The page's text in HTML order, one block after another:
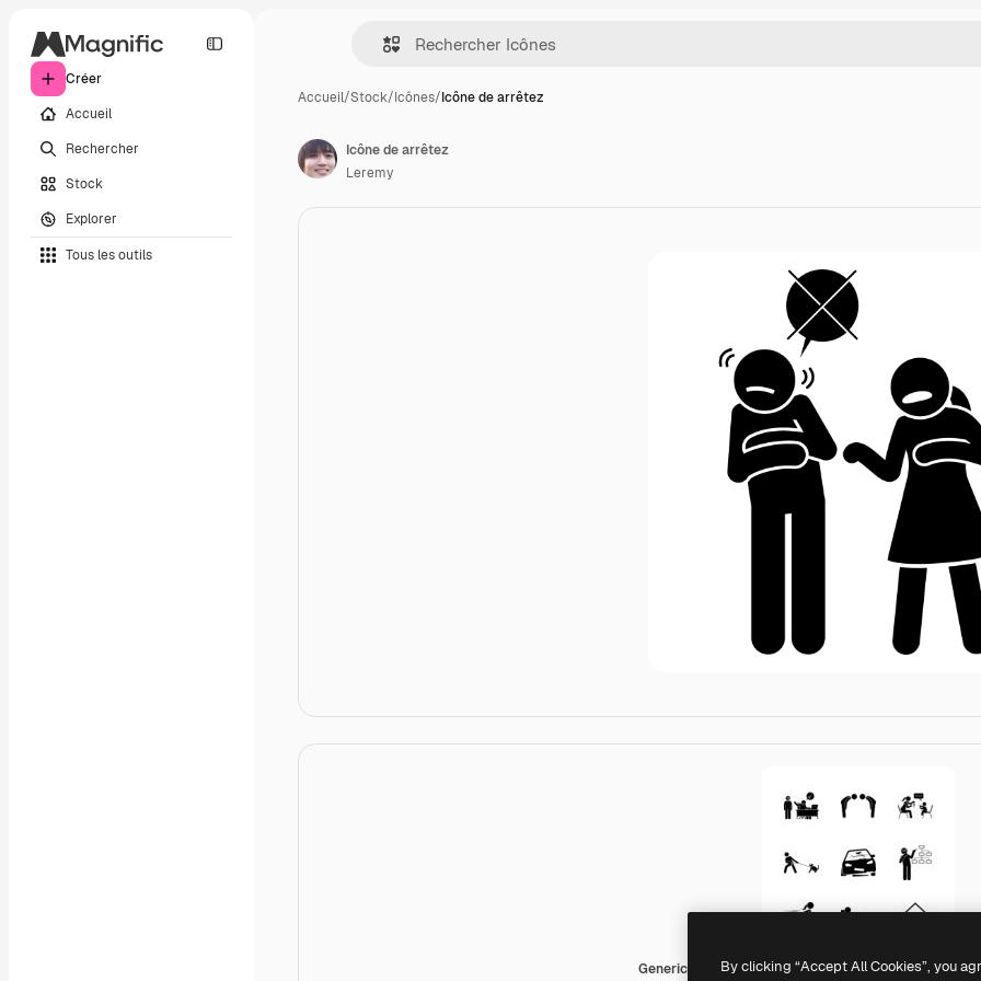
Créer
Accueil
Rechercher
Stock
Explorer
Tous les outils
Accueil/Stock/Icônes/Icône de arrêtez
Generic Others
Icône de arrêtez
Leremy
By clicking “Accept All Cookies”, you